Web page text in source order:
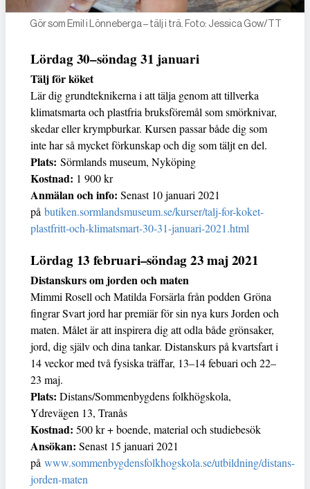
Gör som Emil i Lönneberga – tälj i trä. Foto: Jessica Gow/TT
Lördag 30–söndag 31 januari
Tälj för köket
Lär dig grundteknikerna i att tälja genom att tillverka
klimatsmarta och plastfria bruksföremål som smörknivar,
skedar eller krympburkar. Kursen passar både dig som
inte har så mycket förkunskap och dig som täljt en del.
Plats: Sörmlands museum, Nyköping
Kostnad: 1 900 kr
Anmälan och info: Senast 10 januari 2021
på butiken.sormlandsmuseum.se/kurser/talj-for-koket-
plastfritt-och-klimatsmart-30-31-januari-2021.html
Lördag 13 februari–söndag 23 maj 2021
Distanskurs om jorden och maten
Mimmi Rosell och Matilda Forsärla från podden Gröna
fingrar Svart jord har premiär för sin nya kurs Jorden och
maten. Målet är att inspirera dig att odla både grönsaker,
jord, dig själv och dina tankar. Distanskurs på kvartsfart i
14 veckor med två fysiska träffar, 13–14 febuari och 22–
23 maj.
Plats: Distans/Sommenbygdens folkhögskola,
Ydrevägen 13, Tranås
Kostnad: 500 kr + boende, material och studiebesök
Ansökan: Senast 15 januari 2021
på www.sommenbygdensfolkhogskola.se/utbildning/distans-
jorden-maten